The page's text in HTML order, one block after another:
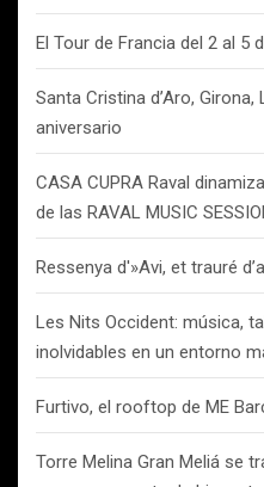
El Tour de Francia del 2 al 5
Santa Cristina d’Aro,
aniversario
CASA CUPRA Raval
de las RAVAL MUSIC
Ressenya d'»Avi, et trauré
Les Nits Occident: música,
inolvidables en un entorno
Furtivo, el rooftop de ME
Torre Melina Gran Meliá se